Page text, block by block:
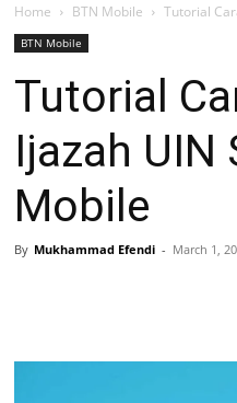
Home BTN Mobile Tutorial
BTN Mobile
Tutorial
Ijazah UIN
Mobile
By Mukhammad Efendi - March 1,